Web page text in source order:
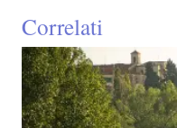
Correlati